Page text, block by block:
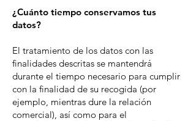
¿Cuánto tiempo conservamos tus
datos?
El tratamiento de los datos con las
finalidades descritas se mantendrá
durante el tiempo necesario para cumplir
con la finalidad de su recogida (por
ejemplo, mientras dure la relación
comercial), así como para el